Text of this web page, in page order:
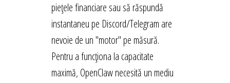
piețele financiare sau să răspundă
instantaneu pe Discord/Telegram are
nevoie de un "motor" pe măsură.
Pentru a funcționa la capacitate
maximă, OpenClaw necesită un mediu